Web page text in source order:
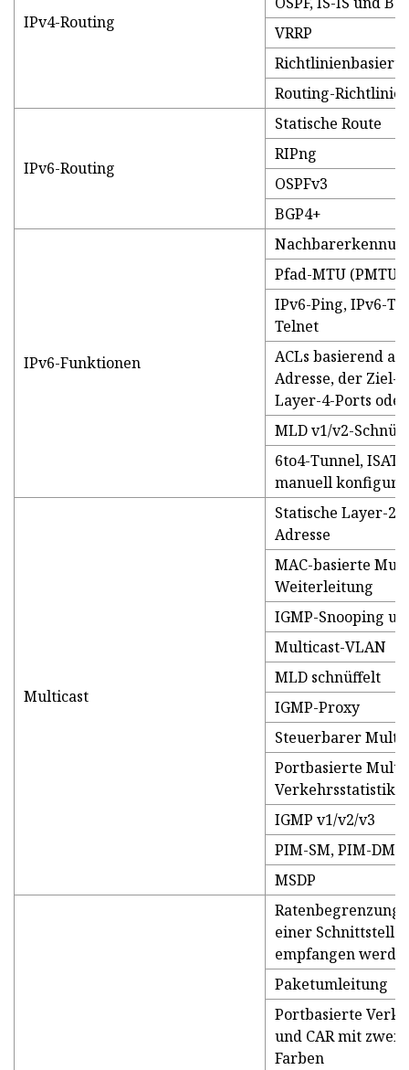
IPv4-Routing
VRRP
Routing-Richtlinie
IPv6-Routing
Statische Route
RIPng
OSPFv3
BGP4+
IPv6-Funktionen
Pfad-MTU (PMTU)
IPv6-Ping, IPv6-
Telnet
ACLs basierend
Adresse, der Ziel-
Layer-4-Ports
MLD v1/v2-
6to4-Tunnel,
manuell
Multicast
Statische Layer-2-
Adresse
MAC-basierte
Weiterleitung
IGMP-Snooping
Multicast-VLAN
MLD schnüffelt
IGMP-Proxy
Steuerbarer
Portbasierte
IGMP v1/v2/v3
PIM-SM, PIM-DM
MSDP
Ratenbegrenzung
einer Schnittstelle
empfangen
Paketumleitung
Portbasierte
und CAR mit zwei
Farben